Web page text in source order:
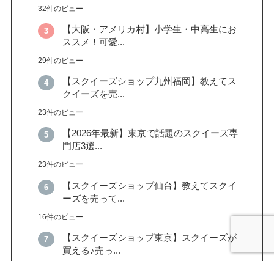
32件のビュー
【大阪・アメリカ村】小学生・中高生にお
ススメ！可愛...
29件のビュー
【スクイーズショップ九州福岡】教えてス
クイーズを売...
23件のビュー
【2026年最新】東京で話題のスクイーズ専
門店3選...
23件のビュー
【スクイーズショップ仙台】教えてスクイ
ーズを売って...
16件のビュー
【スクイーズショップ東京】スクイーズが
買える♪売っ...